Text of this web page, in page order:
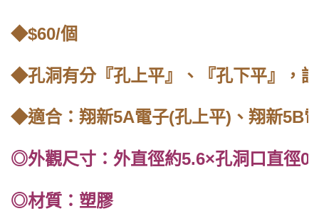
◆$60/個
◆孔洞有分『孔上平』、『孔下平』，
◆適合：翔新5A電子(孔上平)、翔新5B
◎外觀尺寸：外直徑約5.6×孔洞口直徑
◎材質：塑膠